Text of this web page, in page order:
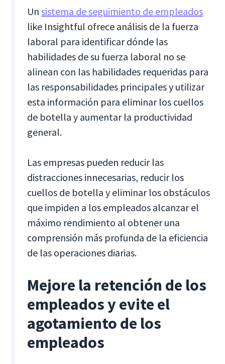
Unsistema de seguimiento de empleados
like Insightful ofrece análisis de la fuerza
laboral para identificar dónde las
habilidades de su fuerza laboral no se
alinean con las habilidades requeridas para
las responsabilidades principales y utilizar
esta información para eliminar los cuellos
de botella y aumentar la productividad
general.
Las empresas pueden reducir las
distracciones innecesarias, reducir los
cuellos de botella y eliminar los obstáculos
que impiden a los empleados alcanzar el
máximo rendimiento al obtener una
comprensión más profunda de la eficiencia
de las operaciones diarias.
Mejore la retención de los
empleados y evite el
agotamiento de los
empleados